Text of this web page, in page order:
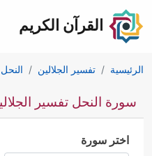
القرآن الكريم
الرئيسية تفسير الجلالين النحل
سورة النحل تفسير الجلالين
اختر سورة